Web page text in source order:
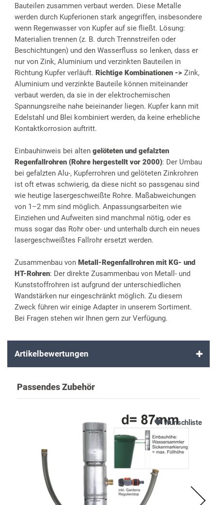
Bauteilen zusammen verbaut werden. Diese Metalle
werden durch Kupferionen stark angegriffen, insbesondere
wenn Regenwasser von Kupfer auf sie fließt. Lösung:
Materialien trennen (z. B. durch Trennstreifen oder
Beschichtungen) und den Wasserfluss so lenken, dass er
nur von Zink, Aluminium und verzinkten Bauteilen in
Richtung Kupfer verläuft. Richtige Kombinationen -> Zink,
Aluminium und verzinkte Bauteile können miteinander
verbaut werden, da sie in der elektrochemischen
Spannungsreihe nahe beieinander liegen. Kupfer kann mit
Edelstahl und Blei kombiniert werden, da keine erhebliche
Kontaktkorrosion auftritt.
Einbauhinweis bei alten gelöteten und gefalzten
Regenfallrohren (Rohre hergestellt vor 2000): Der Umbau
bei gefalzten Alu-, Kupferrohren und gelöteten Zinkrohren
ist oft etwas schwierig, da diese nicht so passgenau sind
wie heutige lasergeschweißte Rohre. Maßabweichungen
von 1–2 mm sind möglich. Anpassungsarbeiten wie
Einziehen und Aufweiten sind manchmal nötig, oder es
muss sogar das Rohr ober- und unterhalb durch ein neues
lasergeschweißtes Fallrohr ersetzt werden.
Zusammenbau von Metall-Regenfallrohren mit KG- und
HT-Rohren: Der direkte Zusammenbau von Metall- und
Kunststoffrohren ist aufgrund der unterschiedlichen
Wandstärken nur eingeschränkt möglich. Zu diesem
Zweck führen wir einige Adapter in unserem Sortiment.
Bei Fragen stehen wir Ihnen gern zur Verfügung.
Artikelbewertungen
Passendes Zubehör
Wunschliste